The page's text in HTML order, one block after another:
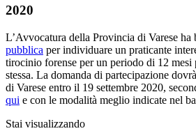
2020
L’Avvocatura della Provincia di Varese ha
pubblica per individuare un praticante
tirocinio forense per un periodo di 12 mesi
stessa. La domanda di partecipazione
di Varese entro il 19 settembre 2020,
qui e con le modalità meglio indicate nel
Stai visualizzando